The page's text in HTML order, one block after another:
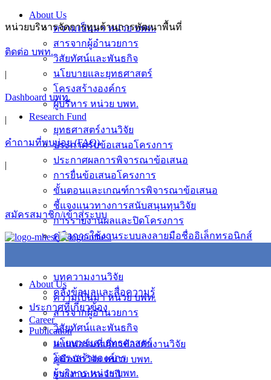
หน่วยบริหารจัดการทุนด้านการพัฒนาพื้นที่
ติดต่อ บพท.
|
Dashboard บพท.
|
คำถามที่พบบ่อย (FAQ)
|
สมัครสมาชิก/เข้าสู่ระบบ
About Us
ความเป็นมา หน่วย บพท.
สารจากผู้อำนวยการ
วิสัยทัศน์และพันธกิจ
นโยบายและยุทธศาสตร์
โครงสร้างองค์กร
ผู้บริหาร หน่วย บพท.
About Us
ความเป็นมา หน่วย บพท.
สารจากผู้อำนวยการ
วิสัยทัศน์และพันธกิจ
นโยบายและยุทธศาสตร์
โครงสร้างองค์กร
ผู้บริหาร หน่วย บพท.
Research Fund
ยุทธศาสตร์งานวิจัย
ประกาศรับข้อเสนอโครงการ
ประกาศผลการพิจารณาข้อเสนอ
การยื่นข้อเสนอโครงการ
ขั้นตอนและเกณฑ์การพิจารณาข้อเสนอ
ชี้แจงแนวทางการสนับสนุนทุนวิจัย
การรายงานผลและปิดโครงการ
คู่มือการใช้งานระบบลงลายมือชื่ออิเล็กทรอนิกส์
บทความงานวิจัย
คลังข้อมูลและสื่อความรู้
ประกาศที่เกี่ยวข้อง
Career
Publication
แบบฟอร์มที่เกี่ยวข้องกับงานวิจัย
คู่มือนักวิจัย หน่วย บพท.
รายงานประจำปี